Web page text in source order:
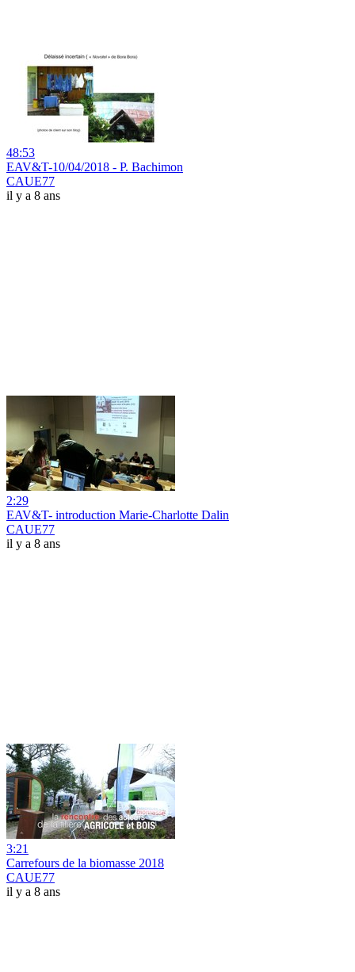
48:53
EAV&T-10/04/2018 - P. Bachimon
CAUE77
il y a 8 ans
2:29
EAV&T- introduction Marie-Charlotte Dalin
CAUE77
il y a 8 ans
3:21
Carrefours de la biomasse 2018
CAUE77
il y a 8 ans